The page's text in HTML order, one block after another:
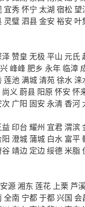
宜秀怀宁 太湖 宿松 望
灵璧泗县金安 裕安 叶
赞皇 无极 平山 元氏
峰峰 肥乡 永年 临漳
莲池 满城清苑徐水 涞
尚义 蔚县 阳原 怀安 怀
广阳 固安 永清 香河
印台 耀州 宜君渭滨
澄城蒲城 白水 富平
谷靖边 定边绥德 米脂
安源湘东 莲花 上栗 芦
全南 宁都于都兴国 会